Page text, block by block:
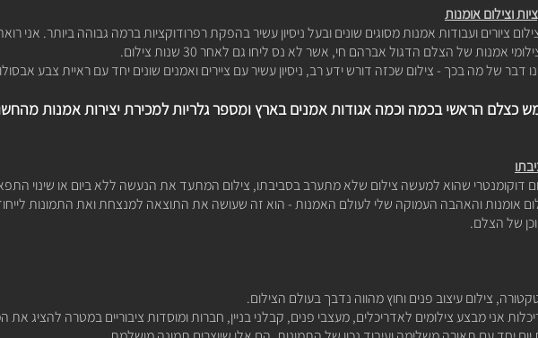
וצילום אומנות
ציוריםועבודות אמנות מסוגים שונים ובעל ניסיון עשיר בהפקת רפרודוקציות ברמה גבוהה ביותר. אני
אמנות של הצלם הדגולאברהם חי, אשר לא נס ליחו גם לאחר 30 שנות צילום.
דבר של מה בכך - צילום שכזה דורש ידע רב, ניסיון עשיר עם ציירים ואמנים שונים יחד עם ראיית צבע
כצלם הראשי בכמה וכמה אגודות אמנים בארץ ומספר גלריות למכירת יצירות אמנות
דוקומנטרי שהוא למעשה צילום שלא מתערב בסביבתו, צילום המתעד את הנעשה ללא ביום או שינוי
אומנות והאהבה העמוקה שלי לעולם האמנות - הוא זה שעושה את התוצאה למנצחת ואת התמונות
של הצלם.
, צילום עיצוב פנים וחוץ מהווה נדבך בעולם הצילום.
אני מבצע צילומים לאדריכלים, מעצבי פנים, קבלני בניין, חברות ומוסדות ציבוריים במטרה להציג